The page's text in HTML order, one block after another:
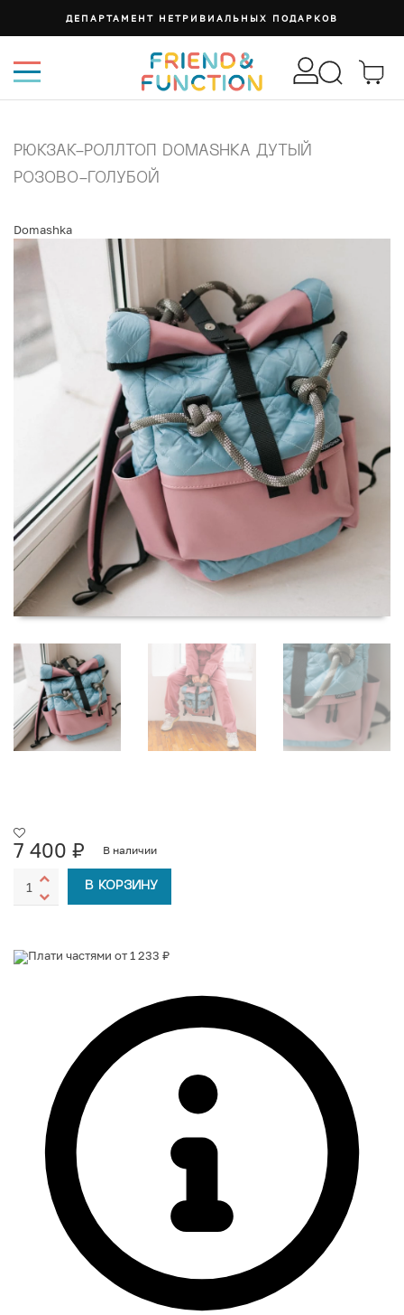
ДЕПАРТАМЕНТ НЕТРИВИАЛЬНЫХ ПОДАРКОВ
РЮКЗАК-РОЛЛТОП DOMASHKA ДУТЫЙ
РОЗОВО-ГОЛУБОЙ
Domashka
7 400 ₽ В наличии
В КОРЗИНУ
Плати частями от 1 233 ₽